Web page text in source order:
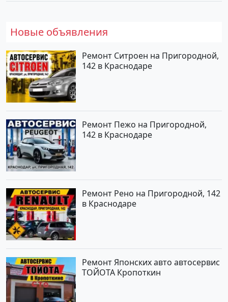
Новые объявления
Ремонт Ситроен на Пригородной,
142 в Краснодаре
Ремонт Пежо на Пригородной,
142 в Краснодаре
Ремонт Рено на Пригородной, 142
в Краснодаре
Ремонт Японских авто автосервис
ТОЙОТА Кропоткин